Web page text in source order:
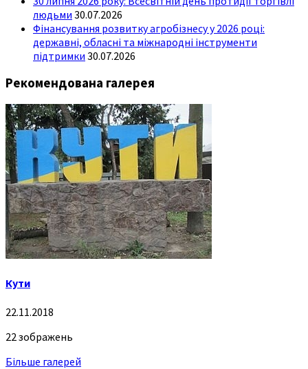
людьми 30.07.2026
Фінансування розвитку агробізнесу у 2026 році:
державні, обласні та міжнародні інструменти
підтримки 30.07.2026
Рекомендована галерея
Кути
22.11.2018
22 зображень
Більше галерей